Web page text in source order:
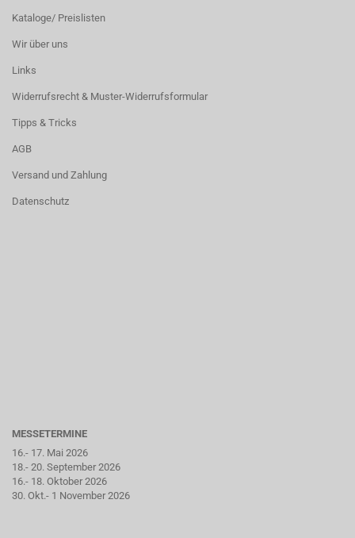
Kataloge/ Preislisten
Wir über uns
Links
Widerrufsrecht & Muster-Widerrufsformular
Tipps & Tricks
AGB
Versand und Zahlung
Datenschutz
MESSETERMINE
16.- 17. Mai 2026
18.- 20. September 2026
16.- 18. Oktober 2026
30. Okt.- 1 November 2026